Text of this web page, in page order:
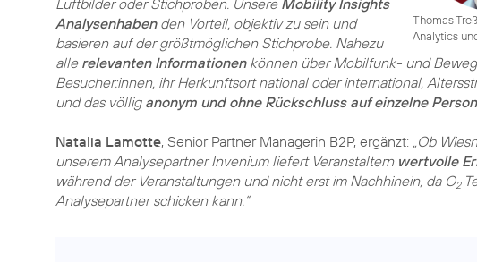
Thomas
Analytics
Analysenhabenden Vorteil, objektiv zu sein und
basieren auf der größtmöglichen Stichprobe. Nahezu
alle relevanten Informationenkönnen über Mobilfunk- und
Besucher:innen, ihr Herkunftsort national oder international,
und das völlig anonym und ohne Rückschluss auf einzelne
Natalia Lamotte, Senior Partner Managerin B2P, ergänzt: „Ob
unserem Analysepartner Invenium liefert Veranstaltern wertvolle
während der Veranstaltungen und nicht erst im Nachhinein, da O2
Analysepartner schicken kann.“